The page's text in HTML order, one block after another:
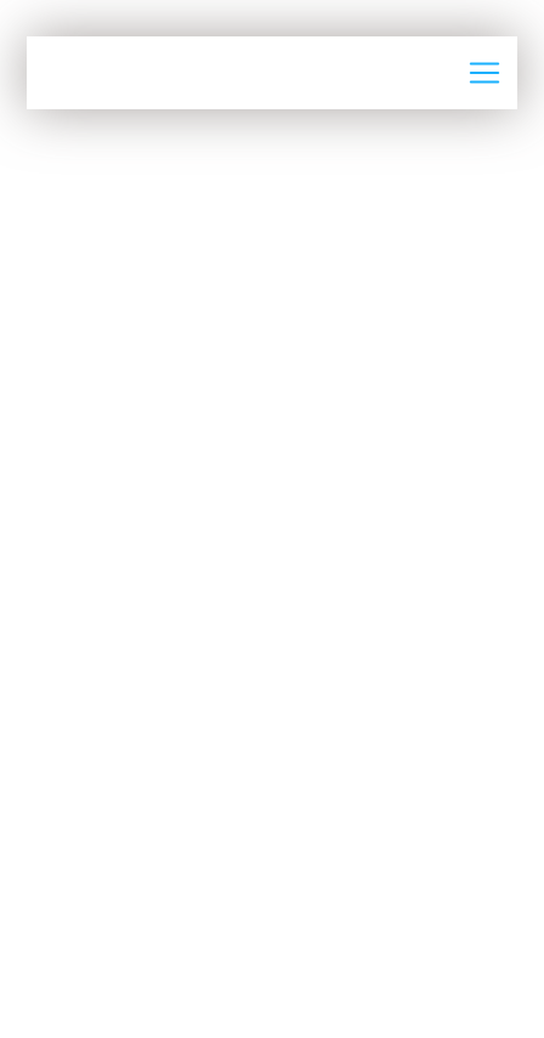
RIVA INDUSTRIE DISTINGUÉE PAR